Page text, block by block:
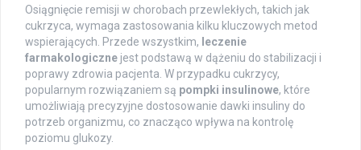
Osiągnięcie remisji w chorobach przewlekłych, takich jak
cukrzyca, wymaga zastosowania kilku kluczowych metod
wspierających. Przede wszystkim, leczenie
farmakologiczne jest podstawą w dążeniu do stabilizacji i
poprawy zdrowia pacjenta. W przypadku cukrzycy,
popularnym rozwiązaniem są pompki insulinowe, które
umożliwiają precyzyjne dostosowanie dawki insuliny do
potrzeb organizmu, co znacząco wpływa na kontrolę
poziomu glukozy.